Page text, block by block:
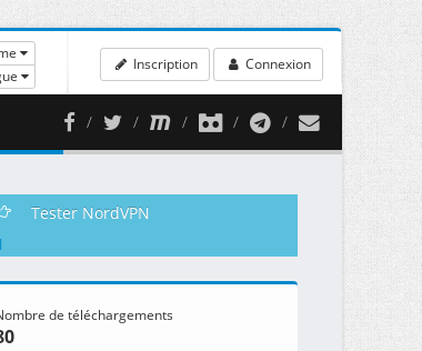
Inscription Connexion
Tester NordVPN
de téléchargements